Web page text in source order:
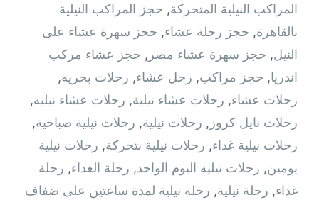
المراكب النيلية المتحركة, حجز المراكب النيلية
بالقاهرة, حجز رحلة عشاء, حجز سهرة عشاء على
النيل, حجز سهرة عشاء مصر , حجز عشاء مركب
اندريا, حجز مراكب, رحل عشاء, رحلات بحريه,
رحلات عشاء, رحلات عشاء نيلية, رحلات عشاء نيليه,
رحلات نايل كروز , رحلات نيلية, رحلات نيلية صباحية,
رحلات نيلية غداء, رحلات نيلية نتحركة, رحلات نيلية
يومين, رحلات نيليه اليوم الواحد, رحلة الغداء, رحلة
غداء, رحلة نيلية, رحلة نيلية لمدة ساعتين على ضفاف